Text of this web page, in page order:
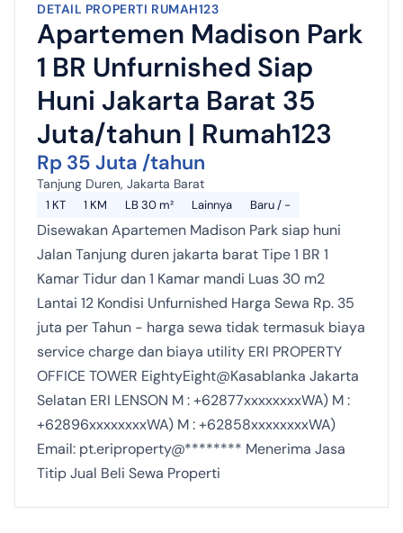
DETAIL PROPERTI RUMAH123
Apartemen Madison Park
1 BR Unfurnished Siap
Huni Jakarta Barat 35
Juta/tahun | Rumah123
Rp 35 Juta /tahun
Tanjung Duren, Jakarta Barat
1 KT 1 KM LB 30 m² Lainnya Baru / -
Disewakan Apartemen Madison Park siap huni
Jalan Tanjung duren jakarta barat Tipe 1 BR 1
Kamar Tidur dan 1 Kamar mandi Luas 30 m2
Lantai 12 Kondisi Unfurnished Harga Sewa Rp. 35
juta per Tahun - harga sewa tidak termasuk biaya
service charge dan biaya utility ERI PROPERTY
OFFICE TOWER EightyEight@Kasablanka Jakarta
Selatan ERI LENSON M : +62877xxxxxxxxWA) M :
+62896xxxxxxxxWA) M : +62858xxxxxxxxWA)
Email: pt.eriproperty@******** Menerima Jasa
Titip Jual Beli Sewa Properti